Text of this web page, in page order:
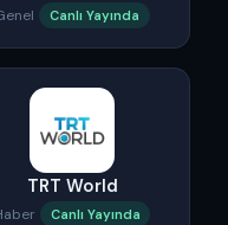
Canlı Yayında
TRT World
Canlı Yayında